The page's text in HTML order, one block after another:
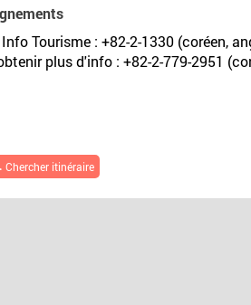
Tourisme : +82-2-1330 (coréen,
plus d'info : +82-2-779-2951
Chercher itinéraire